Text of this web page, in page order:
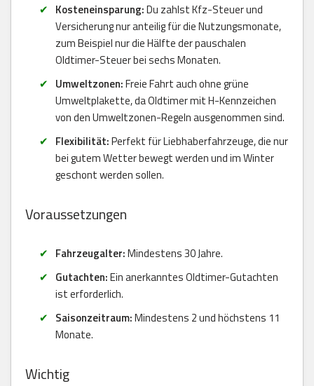
Kosteneinsparung:Du zahlst Kfz-Steuer und
Versicherung nur anteilig für die Nutzungsmonate,
zum Beispiel nur die Hälfte der pauschalen
Oldtimer-Steuer bei sechs Monaten.
Umweltzonen:Freie Fahrt auch ohne grüne
Umweltplakette, da Oldtimer mit H-Kennzeichen
von den Umweltzonen-Regeln ausgenommen sind.
Flexibilität:Perfekt für Liebhaberfahrzeuge, die nur
bei gutem Wetter bewegt werden und im Winter
geschont werden sollen.
Voraussetzungen
Fahrzeugalter:Mindestens 30 Jahre.
Gutachten:Ein anerkanntes Oldtimer-Gutachten
ist erforderlich.
Saisonzeitraum:Mindestens 2 und höchstens 11
Monate.
Wichtig